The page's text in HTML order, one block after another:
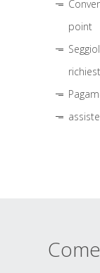
point